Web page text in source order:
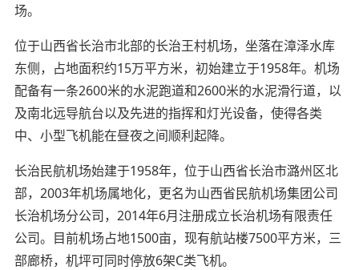
场。
位于山西省长治市北部的长治王村机场，坐落在漳泽水库
东侧，占地面积约15万平方米，初始建立于1958年。机场
配备有一条2600米的水泥跑道和2600米的水泥滑行道，以
及南北远导航台以及先进的指挥和灯光设备，使得各类
中、小型飞机能在昼夜之间顺利起降。
长治民航机场始建于1958年，位于山西省长治市潞州区北
部，2003年机场属地化，更名为山西省民航机场集团公司
长治机场分公司，2014年6月注册成立长治机场有限责任
公司。目前机场占地1500亩，现有航站楼7500平方米，三
部廊桥，机坪可同时停放6架C类飞机。